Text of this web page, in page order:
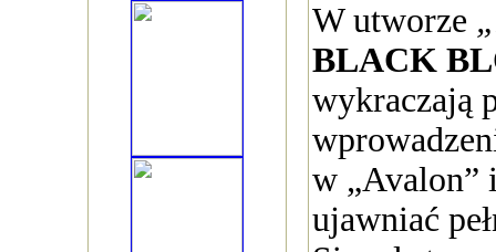
W utworze
BLACK
wykraczają
w „Avalon”
ujawniać